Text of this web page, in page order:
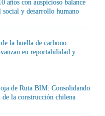
años con auspicioso balance
y desarrollo humano
la huella de carbono:
en reportabilidad y
de Ruta BIM: Consolidando
la construcción chilena